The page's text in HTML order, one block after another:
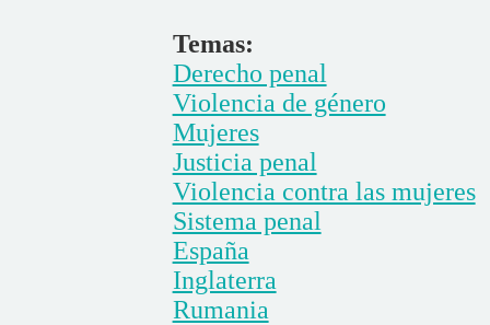
Temas:
Derecho penal
Violencia de género
Mujeres
Justicia penal
Violencia contra las mujeres
Sistema penal
España
Inglaterra
Rumania